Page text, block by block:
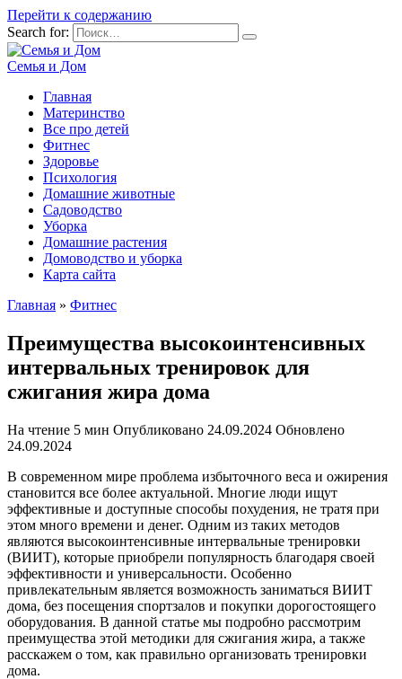
Перейти к содержанию
Search for:
Семья и Дом
Главная
Материнство
Все про детей
Фитнес
Здоровье
Психология
Домашние животные
Садоводство
Уборка
Домашние растения
Домоводство и уборка
Карта сайта
Главная » Фитнес
Преимущества высокоинтенсивных
интервальных тренировок для
сжигания жира дома
На чтение 5 мин Опубликовано 24.09.2024 Обновлено
24.09.2024
В современном мире проблема избыточного веса и ожирения
становится все более актуальной. Многие люди ищут
эффективные и доступные способы похудения, не тратя при
этом много времени и денег. Одним из таких методов
являются высокоинтенсивные интервальные тренировки
(ВИИТ), которые приобрели популярность благодаря своей
эффективности и универсальности. Особенно
привлекательным является возможность заниматься ВИИТ
дома, без посещения спортзалов и покупки дорогостоящего
оборудования. В данной статье мы подробно рассмотрим
преимущества этой методики для сжигания жира, а также
расскажем о том, как правильно организовать тренировки
дома.